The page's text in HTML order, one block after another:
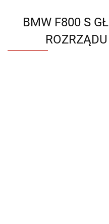
BMW F800 S